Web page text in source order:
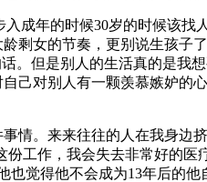
成年的时候30岁的时候该
剩女的节奏，更别说生孩子
。但是别人的生活真的是
己对别人有一颗羡慕嫉妒
情。来来往往的人在我身
工作，我会失去非常好的
觉得他不会成为13年后的他